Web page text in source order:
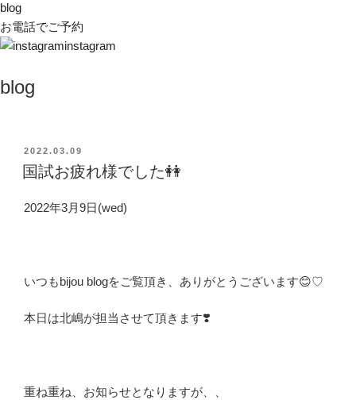
blog
お電話でご予約
instagram
blog
投
稿
日:
2022.03.09
国試お疲れ様でした👭
2022年3月9日(wed)
いつもbijou blogをご覧頂き、ありがとうございます😊♡
本日は北嶋が担当させて頂きます❣️
重ね重ね、お知らせとなりますが、、